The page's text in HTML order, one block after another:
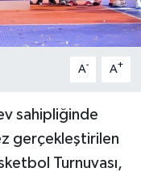
A- A+
sahipliğinde
gerçekleştirilen
Turnuvası,